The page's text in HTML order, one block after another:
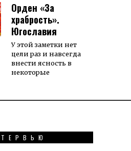
Орден «За
храбрость».
Югославия
У этой заметки нет
цели раз и навсегда
внести ясность в
некоторые